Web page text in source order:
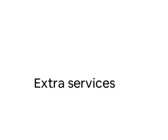
Extra services